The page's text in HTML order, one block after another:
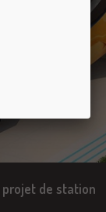
de station